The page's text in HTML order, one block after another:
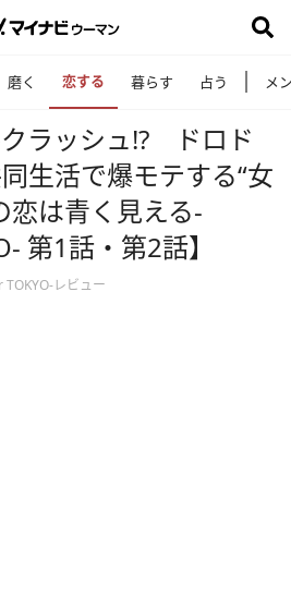
磨く 恋する 暮らす 占う メ
ラッシュ!? ドロド
生活で爆モテする“女
恋は青く見える-
第1話・第2話】
レビュー